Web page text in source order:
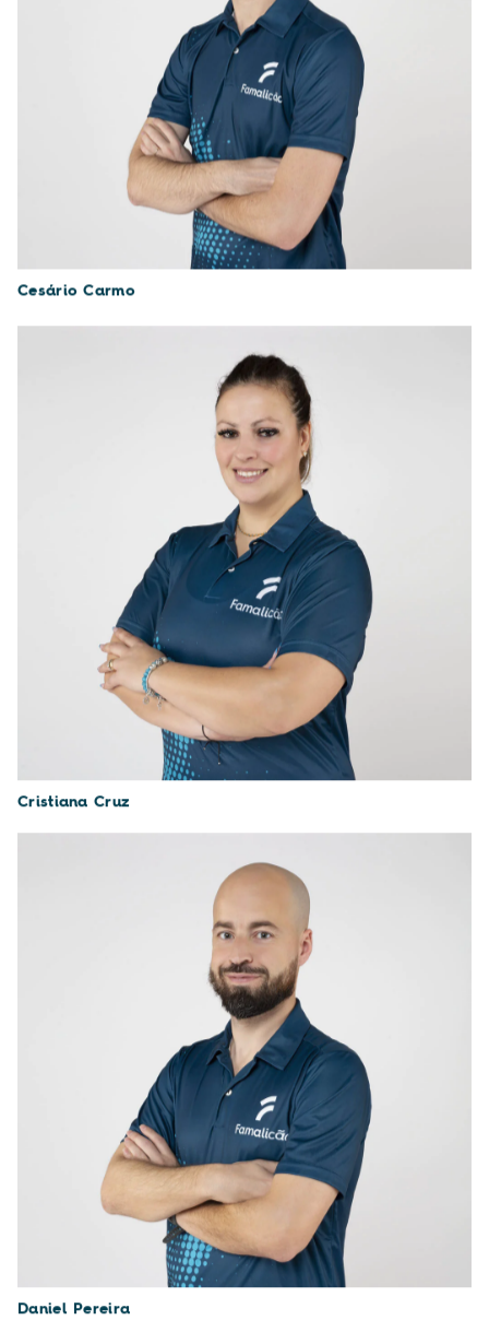
Cesário Carmo
Cristiana Cruz
Daniel Pereira